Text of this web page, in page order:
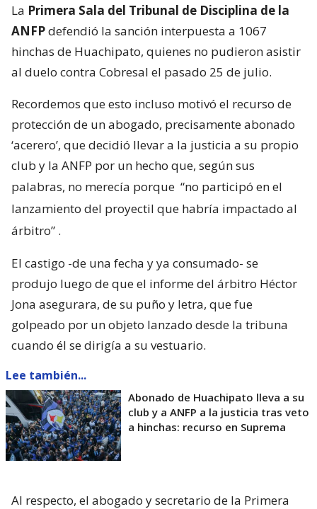
La Primera Sala del Tribunal de Disciplina de la
ANFPdefendió la sanción interpuesta a 1067
hinchas de Huachipato, quienes no pudieron asistir
al duelo contra Cobresal el pasado 25 de julio.
Recordemos que esto incluso motivó el recurso de
protección de un abogado, precisamente abonado
‘acerero’, que decidió llevar a la justicia a su propio
club y la ANFP por un hecho que, según sus
palabras, no merecía porque “no participó en el
lanzamiento del proyectil que habría impactado al
árbitro” .
El castigo -de una fecha y ya consumado- se
produjo luego de que el informe del árbitro Héctor
Jona asegurara, de su puño y letra, que fue
golpeado por un objeto lanzado desde la tribuna
cuando él se dirigía a su vestuario.
Lee también...
Abonado de Huachipato lleva a su
club y a ANFP a la justicia tras veto
a hinchas: recurso en Suprema
Al respecto, el abogado y secretario de la Primera